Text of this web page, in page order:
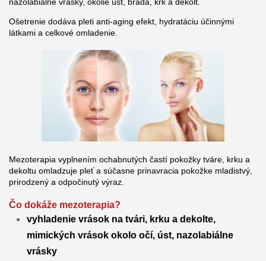
Ošetrenie dodáva pleti anti-aging efekt, hydratáciu účinnými
látkami a celkové omladenie.
Mezoterapia vyplnením ochabnutých častí pokožky tváre, krku a
dekoltu omladzuje pleť a súčasne prinavracia pokožke mladistvý,
prirodzený a odpočinutý výraz.
Čo dokáže mezoterapia?
vyhladenie vrások na tvári, krku a dekolte,
mimických vrások okolo očí, úst, nazolabiálne
vrásky